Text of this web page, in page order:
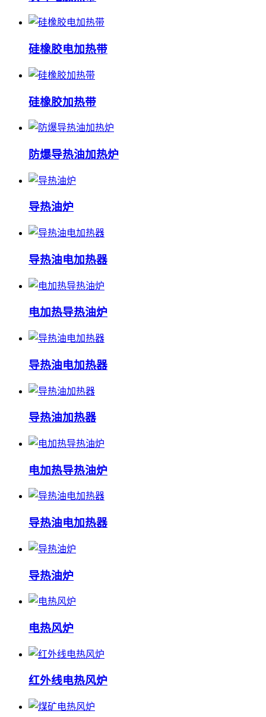
硅橡胶电加热带
硅橡胶加热带
防爆导热油加热炉
导热油炉
导热油电加热器
电加热导热油炉
导热油电加热器
导热油加热器
电加热导热油炉
导热油电加热器
导热油炉
电热风炉
红外线电热风炉